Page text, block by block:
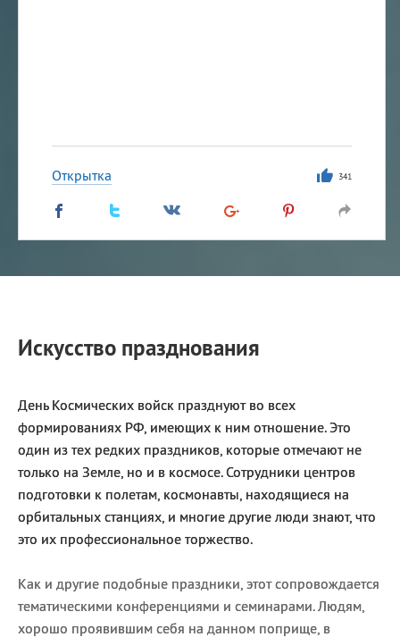
Открытка 341
Искусство празднования
День Космических войск празднуют во всех
формированиях РФ, имеющих к ним отношение. Это
один из тех редких праздников, которые отмечают не
только на Земле, но и в космосе. Сотрудники центров
подготовки к полетам, космонавты, находящиеся на
орбитальных станциях, и многие другие люди знают, что
это их профессиональное торжество.
Как и другие подобные праздники, этот сопровождается
тематическими конференциями и семинарами. Людям,
хорошо проявившим себя на данном поприще, в